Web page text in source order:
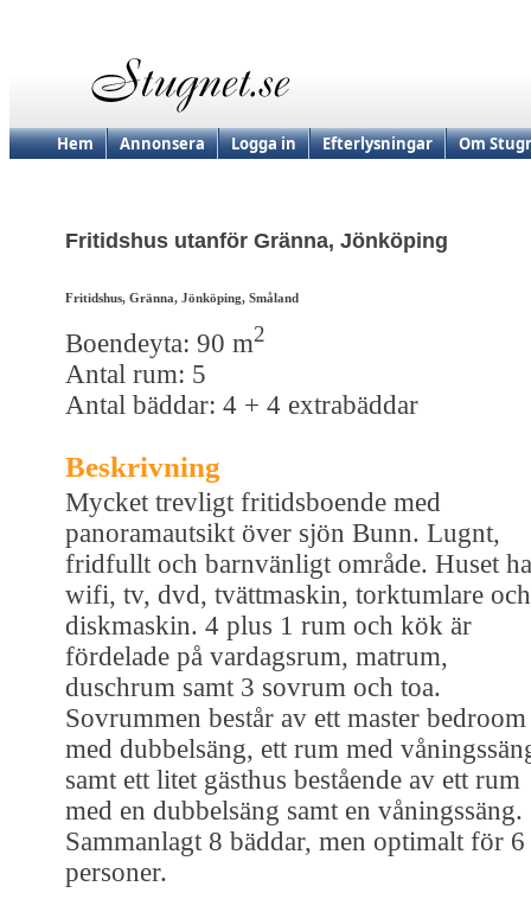
Hem Annonsera Logga in Efterlysningar Om
Fritidshus utanför Gränna, Jönköping
Fritidshus, Gränna, Jönköping, Småland
Boendeyta: 90 m2
Antal rum: 5
Antal bäddar: 4 + 4 extrabäddar
Beskrivning
Mycket trevligt fritidsboende med
panoramautsikt över sjön Bunn. Lugnt,
fridfullt och barnvänligt område. Huset
wifi, tv, dvd, tvättmaskin, torktumlare och
diskmaskin. 4 plus 1 rum och kök är
fördelade på vardagsrum, matrum,
duschrum samt 3 sovrum och toa.
Sovrummen består av ett master bedroom
med dubbelsäng, ett rum med
samt ett litet gästhus bestående av ett rum
med en dubbelsäng samt en våningssäng.
Sammanlagt 8 bäddar, men optimalt för 6
personer.